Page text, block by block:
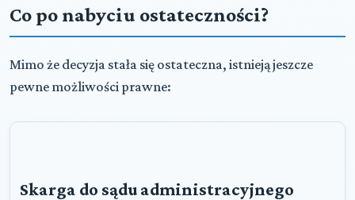
Co po nabyciu ostateczności?
Mimo że decyzja stała się ostateczna, istnieją jeszcze
pewne możliwości prawne:
Skarga do sądu administracyjnego